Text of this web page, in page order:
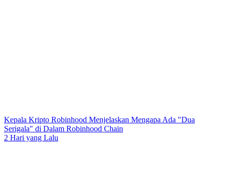
Kepala Kripto Robinhood Menjelaskan Mengapa Ada "Dua
Serigala" di Dalam Robinhood Chain
2 Hari yang Lalu